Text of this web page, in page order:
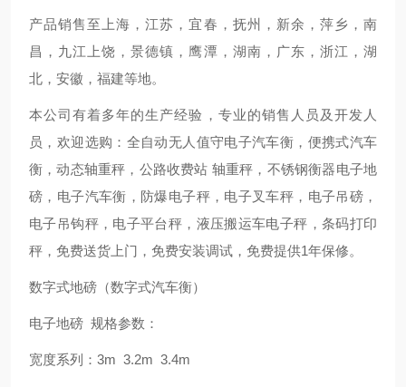
产品销售至上海，江苏，宜春，抚州，新余，萍乡，南
昌，九江上饶，景德镇，鹰潭，湖南，广东，浙江，湖
北，安徽，福建等地。
本公司有着多年的生产经验，专业的销售人员及开发人
员，欢迎选购：全自动无人值守电子汽车衡，便携式汽车
衡，动态轴重秤，公路收费站 轴重秤，不锈钢衡器电子地
磅，电子汽车衡，防爆电子秤，电子叉车秤，电子吊磅，
电子吊钩秤，电子平台秤，液压搬运车电子秤，条码打印
秤，免费送货上门，免费安装调试，免费提供1年保修。
数字式地磅（数字式汽车衡）
电子地磅 规格参数：
宽度系列：3m 3.2m 3.4m